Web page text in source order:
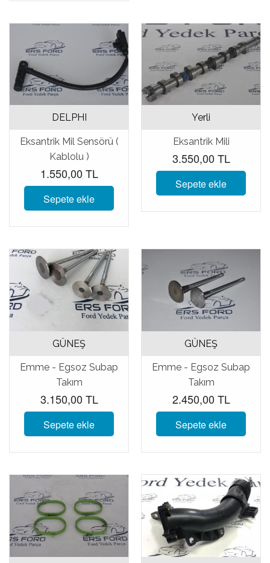
DELPHI
Eksantrik Mil Sensörü (
Kablolu )
1.550,00 TL
Sepete ekle
Yerli
Eksantrik Mili
3.550,00 TL
Sepete ekle
GÜNEŞ
Emme - Egsoz Subap
Takım
3.150,00 TL
Sepete ekle
GÜNEŞ
Emme - Egsoz Subap
Takım
2.450,00 TL
Sepete ekle